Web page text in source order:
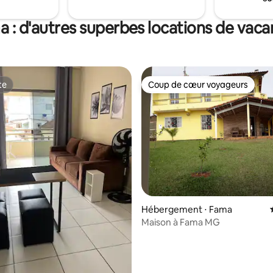
: d'autres superbes locations de
Coup de cœur voyageurs
Coup de cœur voyageurs
Hébergement ⋅ Fama
Maison à Fama MG